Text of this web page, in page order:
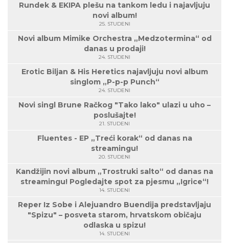
Rundek & EKIPA plešu na tankom ledu i najavljuju
novi album!
25. STUDENI
Novi album Mimike Orchestra „Medzotermina“ od
danas u prodaji!
24. STUDENI
Erotic Biljan & His Heretics najavljuju novi album
singlom „P-p-p Punch“
24. STUDENI
Novi singl Brune Račkog "Tako lako" ulazi u uho –
poslušajte!
21. STUDENI
Fluentes - EP „Treći korak“ od danas na
streamingu!
20. STUDENI
Kandžijin novi album „Trostruki salto“ od danas na
streamingu! Pogledajte spot za pjesmu „Igrice“!
14. STUDENI
Reper Iz Sobe i Alejuandro Buendija predstavljaju
"Spizu" – posveta starom, hrvatskom običaju
odlaska u spizu!
14. STUDENI